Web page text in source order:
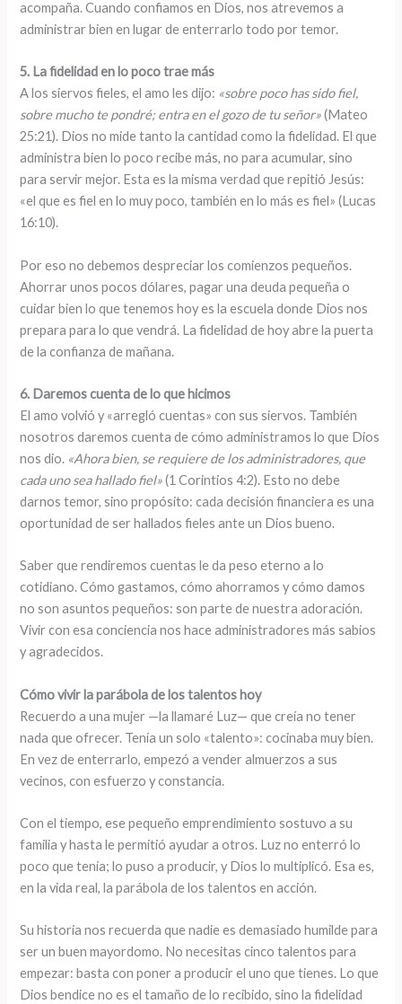
acompaña. Cuando confiamos en Dios, nos atrevemos a
administrar bien en lugar de enterrarlo todo por temor.
5. La fidelidad en lo poco trae más
A los siervos fieles, el amo les dijo: «sobre poco has sido fiel,
sobre mucho te pondré; entra en el gozo de tu señor»(Mateo
25:21). Dios no mide tanto la cantidad como la fidelidad. El que
administra bien lo poco recibe más, no para acumular, sino
para servir mejor. Esta es la misma verdad que repitió Jesús:
«el que es fiel en lo muy poco, también en lo más es fiel» (Lucas
16:10).
Por eso no debemos despreciar los comienzos pequeños.
Ahorrar unos pocos dólares, pagar una deuda pequeña o
cuidar bien lo que tenemos hoy es la escuela donde Dios nos
prepara para lo que vendrá. La fidelidad de hoy abre la puerta
de la confianza de mañana.
6. Daremos cuenta de lo que hicimos
El amo volvió y «arregló cuentas» con sus siervos. También
nosotros daremos cuenta de cómo administramos lo que Dios
nos dio. «Ahora bien, se requiere de los administradores, que
cada uno sea hallado fiel»(1 Corintios 4:2). Esto no debe
darnos temor, sino propósito: cada decisión financiera es una
oportunidad de ser hallados fieles ante un Dios bueno.
Saber que rendiremos cuentas le da peso eterno a lo
cotidiano. Cómo gastamos, cómo ahorramos y cómo damos
no son asuntos pequeños: son parte de nuestra adoración.
Vivir con esa conciencia nos hace administradores más sabios
y agradecidos.
Cómo vivir la parábola de los talentos hoy
Recuerdo a una mujer —la llamaré Luz— que creía no tener
nada que ofrecer. Tenía un solo «talento»: cocinaba muy bien.
En vez de enterrarlo, empezó a vender almuerzos a sus
vecinos, con esfuerzo y constancia.
Con el tiempo, ese pequeño emprendimiento sostuvo a su
familia y hasta le permitió ayudar a otros. Luz no enterró lo
poco que tenía; lo puso a producir, y Dios lo multiplicó. Esa es,
en la vida real, la parábola de los talentos en acción.
Su historia nos recuerda que nadie es demasiado humilde para
ser un buen mayordomo. No necesitas cinco talentos para
empezar: basta con poner a producir el uno que tienes. Lo que
Dios bendice no es el tamaño de lo recibido, sino la fidelidad